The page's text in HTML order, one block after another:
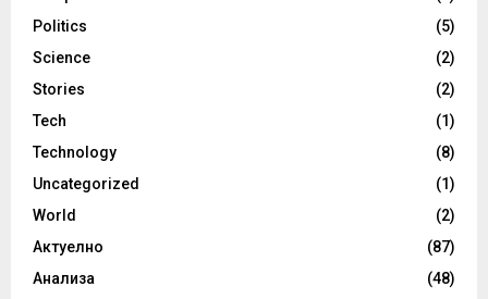
Politics
(5)
Science
(2)
Stories
(2)
Tech
(1)
Technology
(8)
Uncategorized
(1)
World
(2)
Актуелно
(87)
Анализа
(48)